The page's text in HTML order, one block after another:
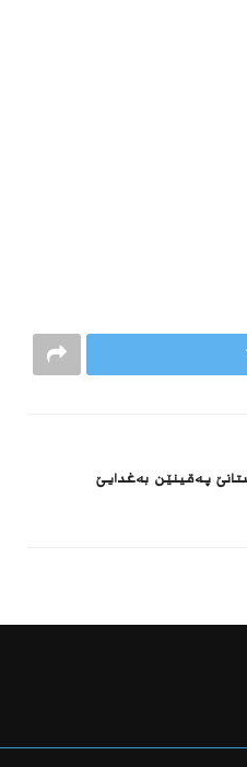
په‌قینێن به‌غدایێ